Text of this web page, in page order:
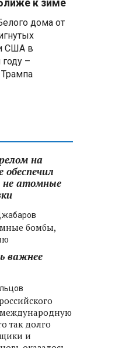
готовится
— МИД
области,
БелАЭС
к зиме
дома от
США в
–
на
обеспечил
не атомные
бомбы,
важнее
так долго
и